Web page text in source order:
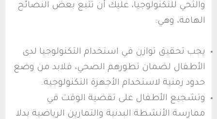
والثحي للتكنولوجيا، عليك أن تتبع بعض النصائح
الهامة، وهي:
يجب تحقيق توازن في استخدام التكنولوجيا لدى
الأطفال لضمان تطورهم الصحي، فلابد من وضع
حدود زمنية لاستخدام الأجهزة التكنولوجية.
وتشجيع الأطفال على تقضية الوقت في
ممارسة الأنشطة البدنية والتمارين الرياضية بدلا